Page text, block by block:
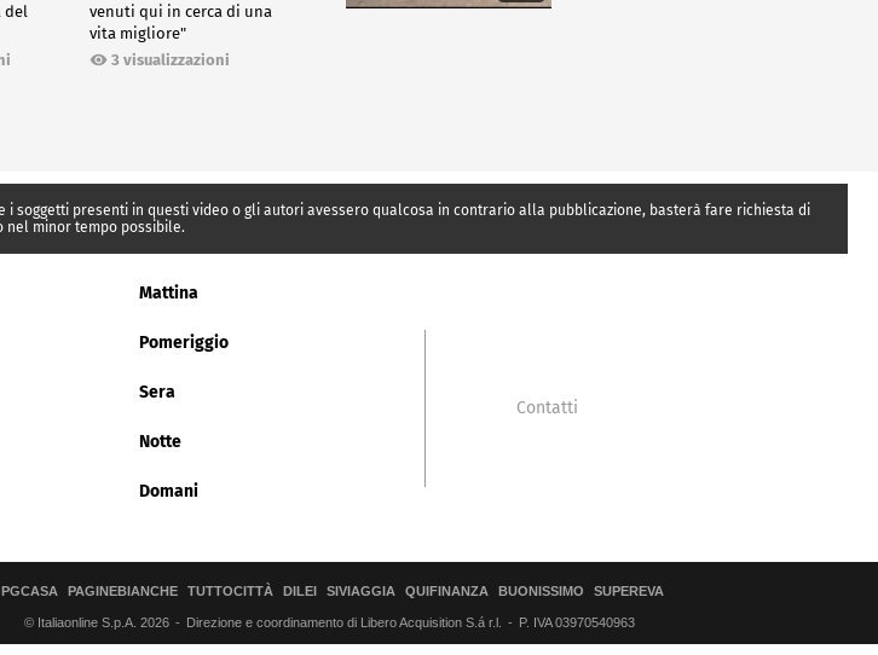
del
venuti qui in cerca di una
vita migliore"
3 visualizzazioni
soggetti presenti in questi video o gli autori avessero qualcosa in contrario alla pubblicazione, basterà fare richiesta di
nel minor tempo possibile.
Mattina
Pomeriggio
Sera
Notte
Domani
Contatti
PGCASA PAGINEBIANCHE TUTTOCITTÀ DILEI SIVIAGGIA QUIFINANZA BUONISSIMO SUPEREVA
© Italiaonline S.p.A. 2026 Direzione e coordinamento di Libero Acquisition S.á r.l. P. IVA 03970540963